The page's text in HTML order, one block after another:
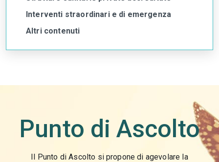
Interventi straordinari e di emergenza
Altri contenuti
Punto di Ascolto
Il Punto di Ascolto si propone di agevolare la